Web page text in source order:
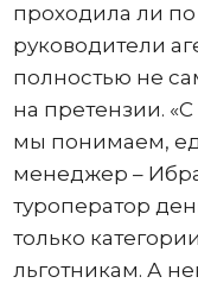
проходила ли
руководители
полностью не
на претензии.
мы понимаем,
менеджер –
туроператор
только
льготникам. А